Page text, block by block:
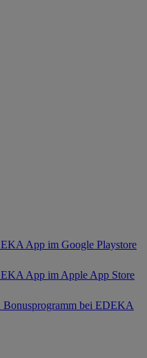
App im Google Playstore
App im Apple App Store
bei EDEKA